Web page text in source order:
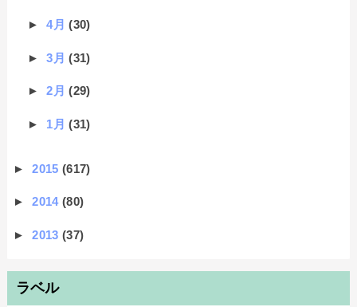
►4月(30)
►3月(31)
►2月(29)
► 1月(31)
►2015(617)
►2014(80)
►2013(37)
ラベル